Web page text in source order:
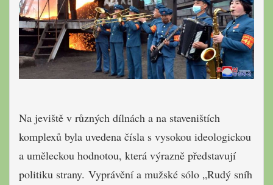
Na jeviště v různých dílnách a na staveništích
komplexů byla uvedena čísla s vysokou ideologickou
a uměleckou hodnotou, která výrazně představují
politiku strany. Vyprávění a mužské sólo „Rudý sníh